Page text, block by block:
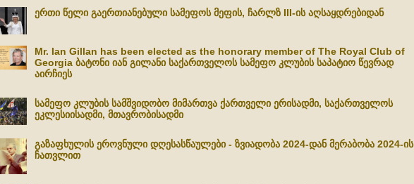
ერთი წელი გაერთიანებული სამეფოს მეფის, ჩარლზ III-ის აღსაყდრებიდან
Mr. Ian Gillan has been elected as the honorary member of The Royal Club of
Georgia ბატონი იან გილანი საქართველოს სამეფო კლუბის საპატიო წევრად
აირჩიეს
სამეფო კლუბის სამშვიდობო მიმართვა ქართველი ერისადმი, საქართველოს
ეკლესიისადმი, მთავრობისადმი
გაზაფხულის ეროვნული დღესასწაულები - ზვიადობა 2024-დან მერაბობა 2024-ის
ჩათვლით